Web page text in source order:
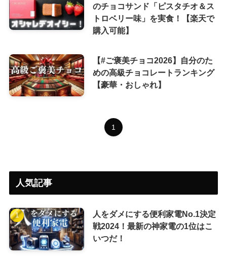
のチョコサンド「ピスタチオ＆ス
トロベリー味」を実食！【楽天で
購入可能】
【#ご褒美チョコ2026】自分のた
めの高級チョコレートランキング
【豪華・おしゃれ】
1
人気記事
人をダメにする便利家電No.1決定
戦2024！最新の神家電の1位はこ
いつだ！